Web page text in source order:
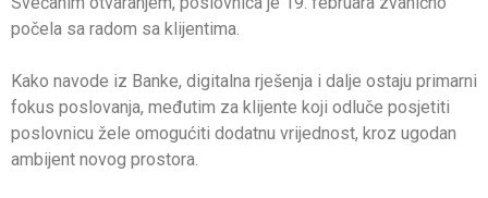
počela sa radom sa klijentima.
Kako navode iz Banke, digitalna rješenja i dalje ostaju primarni
fokus poslovanja, međutim za klijente koji odluče posjetiti
poslovnicu žele omogućiti dodatnu vrijednost, kroz ugodan
ambijent novog prostora.